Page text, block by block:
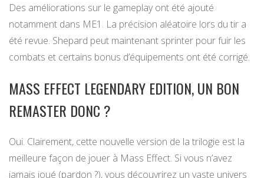
Des améliorations sur le gameplay ont été ajouté
notamment dans ME1. La précision aléatoire lors du tir a
été revue. Shepard peut maintenant sprinter pour fuir les
combats et certains bonus d’équipements ont été corrigé.
MASS EFFECT LEGENDARY EDITION, UN BON
REMASTER DONC ?
Oui. Clairement, cette nouvelle version de la trilogie est la
meilleure façon de jouer à Mass Effect. Si vous n’avez
jamais joué (pardon ?), vous découvrirez un vaste univers